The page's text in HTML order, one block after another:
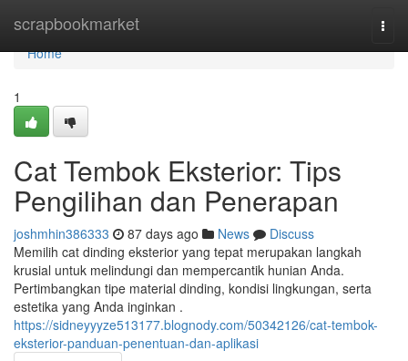
scrapbookmarket
Home
Home
1
Cat Tembok Eksterior: Tips
Pengilihan dan Penerapan
joshmhin386333 87 days ago News
Discuss
Memilih cat dinding eksterior yang tepat merupakan langkah
krusial untuk melindungi dan mempercantik hunian Anda.
Pertimbangkan tipe material dinding, kondisi lingkungan, serta
estetika yang Anda inginkan .
https://sidneyyyze513177.blognody.com/50342126/cat-tembok-
eksterior-panduan-penentuan-dan-aplikasi